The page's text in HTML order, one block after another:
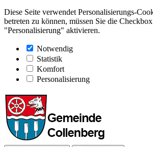
Diese Seite verwendet Personalisierungs-
betreten zu können, müssen Sie die
"Personalisierung" aktivieren.
Notwendig
Statistik
Komfort
Personalisierung